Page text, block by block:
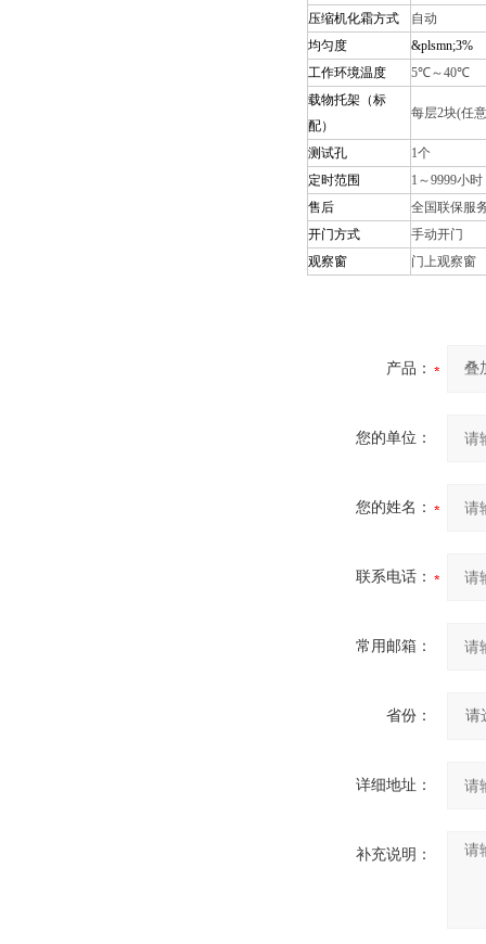
压缩机化霜方式
自动
均匀度
&plsmn;3%
工作环境温度
5℃～40℃
载物托架（标
配）
每层2块(任
测试孔
1个
定时范围
1～9999小时
售后
全国联保服
开门方式
手动开门
观察窗
门上观察窗
产品：
您的单位：
您的姓名：
联系电话：
常用邮箱：
省份：
详细地址：
补充说明：